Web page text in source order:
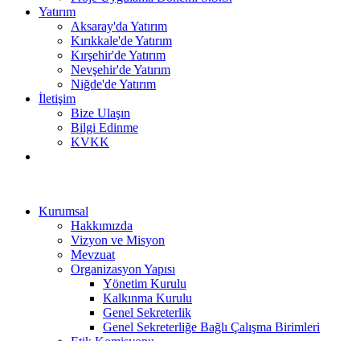
Yatırım
Aksaray'da Yatırım
Kırıkkale'de Yatırım
Kırşehir'de Yatırım
Nevşehir'de Yatırım
Niğde'de Yatırım
İletişim
Bize Ulaşın
Bilgi Edinme
KVKK
Kurumsal
Hakkımızda
Vizyon ve Misyon
Mevzuat
Organizasyon Yapısı
Yönetim Kurulu
Kalkınma Kurulu
Genel Sekreterlik
Genel Sekreterliğe Bağlı Çalışma Birimleri